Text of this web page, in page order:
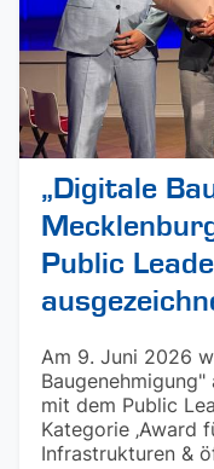
„Digitale
Public
Am 9. Juni 2026
mit dem Public
Kategorie ‚Award
Infrastrukturen &